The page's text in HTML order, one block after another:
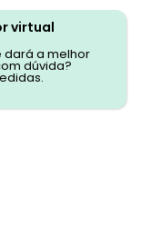
virtual
dará a melhor
dúvida?